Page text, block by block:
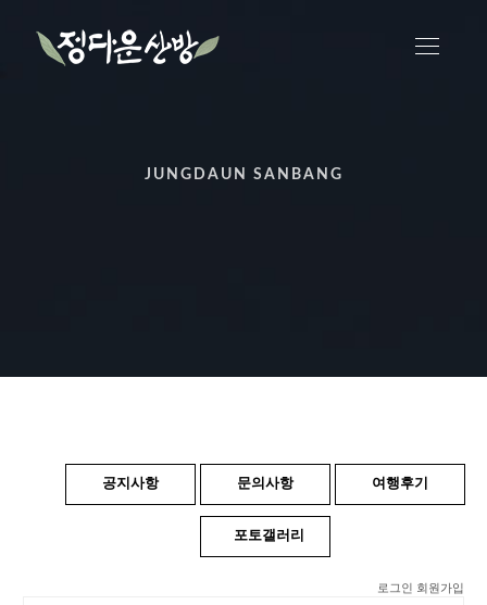
JUNGDAUN SANBANG
공지사항 문의사항 여행후기
포토갤러리
로그인
회원가입